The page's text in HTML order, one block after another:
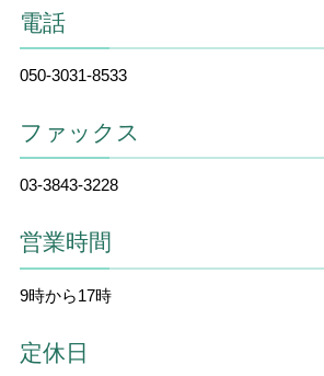
電話
050-3031-8533
ファックス
03-3843-3228
営業時間
9時から17時
定休日